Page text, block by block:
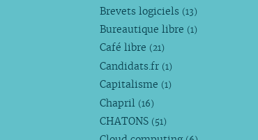
Brevets logiciels (13)
Bureautique libre (1)
Café libre (21)
Candidats.fr (1)
Capitalisme (1)
Chapril (16)
CHATONS (51)